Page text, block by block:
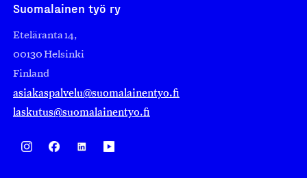
Suomalainen työ ry
Eteläranta 14,
00130 Helsinki
Finland
asiakaspalvelu@suomalainentyo.fi
laskutus@suomalainentyo.fi